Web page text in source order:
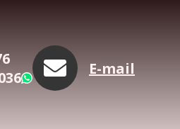
WhatsApp
E-mail